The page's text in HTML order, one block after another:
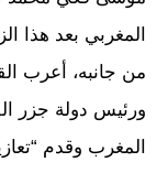
المغربي بعد هذا
من جانبه، أعرب
ورئيس دولة جزر
المغرب وقدم